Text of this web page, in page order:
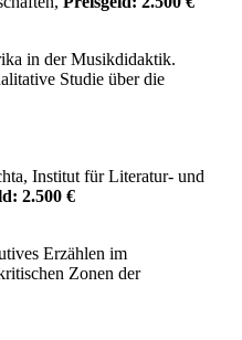
in der Musikdidaktik.
Studie über die
Institut für Literatur- und
2.500 €
Erzählen im
Zonen der